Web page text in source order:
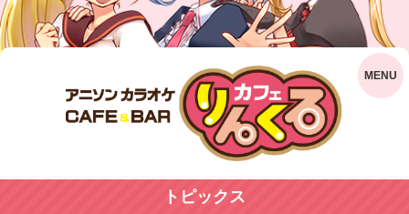
トピックス